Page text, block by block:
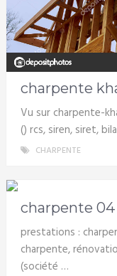
charpente
Vu sur charpente-
() rcs, siren, siret,
CHARPENTE
charpente 04
prestations :
charpente,
(société …